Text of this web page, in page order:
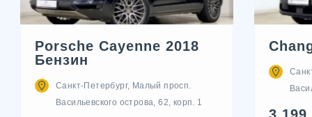
Porsche Cayenne 2018
Бензин
Санкт-Петербург, Малый просп.
Васильевского острова, 62, корп. 1